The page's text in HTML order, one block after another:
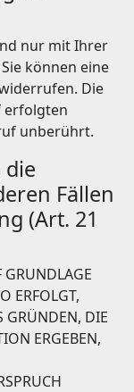
nur mit Ihrer
können eine
Die
erfolgten
unberührt.
Fällen
(Art. 21
GRUNDLAGE
ERFOLGT,
GRÜNDEN, DIE
ERGEBEN,